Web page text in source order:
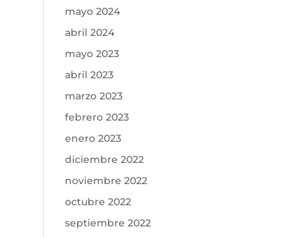
mayo 2024
abril 2024
mayo 2023
abril 2023
marzo 2023
febrero 2023
enero 2023
diciembre 2022
noviembre 2022
octubre 2022
septiembre 2022